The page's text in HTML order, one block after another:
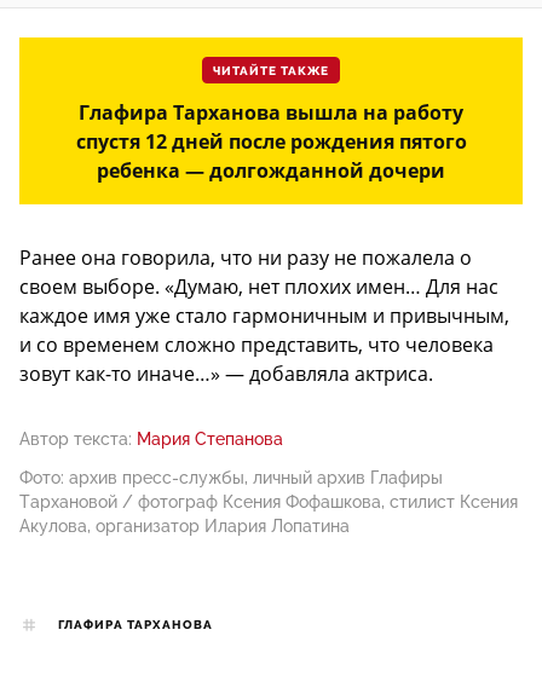
ЧИТАЙТЕ ТАКЖЕ
Глафира Тарханова вышла на работу
спустя 12 дней после рождения пятого
ребенка — долгожданной дочери
Ранее она говорила, что ни разу не пожалела о
своем выборе. «Думаю, нет плохих имен… Для нас
каждое имя уже стало гармоничным и привычным,
и со временем сложно представить, что человека
зовут как-то иначе…» — добавляла актриса.
Автор текста: Мария Степанова
Фото: архив пресс-службы, личный архив Глафиры
Тархановой / фотограф Ксения Фофашкова, стилист Ксения
Акулова, организатор Илария Лопатина
ГЛАФИРА ТАРХАНОВА